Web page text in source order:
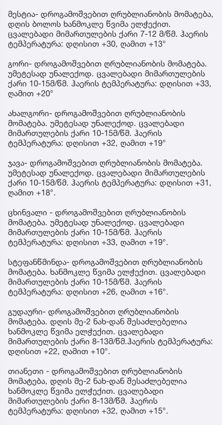
მესტია- დროგამოშვებით ღრუბლიანობის მომატება,
დღის ბოლოს ხანმოკლე წვიმა ელჭექით.
ცვალებადი მიმართულების ქარი 7-12 მ/წმ. ჰაერის
ტემპერატურა: დღისით +30, ღამით +13°
გორი- დროგამოშვებით ღრუბლიანობის მომატება.
უმეტესად უნალექოდ. ცვალებადი მიმართულების
ქარი 10-15მ/წმ. ჰაერის ტემპერატურა: დღისით +33,
ღამით +20°
ახალგორი- დროგამოშვებით ღრუბლიანობის
მომატება. უმეტესად უნალექოდ. ცვალებადი
მიმართულების ქარი 10-15მ/წმ. ჰაერის
ტემპერატურა: დღისით +32, ღამით +19°
ჯავა- დროგამოშვებით ღრუბლიანობის მომატება.
უმეტესად უნალექოდ. ცვალებადი მიმართულების
ქარი 10-15მ/წმ. ჰაერის ტემპერატურა: დღისით +31,
ღამით +18°.
ცხინვალი - დროგამოშვებით ღრუბლიანობის
მომატება. უმეტესად უნალექოდ. ცვალებადი
მიმართულების ქარი 10-15მ/წმ. ჰაერის
ტემპერატურა: დღისით +33, ღამით +19°.
სტეფანწმინდა- დროგამოშვებით ღრუბლიანობის
მომატება. ხანმოკლე წვიმა ელჭექით. ცვალებადი
მიმართულების ქარი 10-15მ/წმ. ჰაერის
ტემპერატურა: დღისით +26, ღამით +16°.
გუდაური- დროგამოშვებით ღრუბლიანობის
მომატება. დღის მე-2 ნახ-დან შესაძლებელია
ხანმოკლე წვიმა ელჭექით. ცვალებადი
მიმართულების ქარი 8-13მ/წმ.ჰაერის ტემპერატურა:
დღისით +22, ღამით +10°.
თიანეთი - დროგამოშვებით ღრუბლიანობის
მომატება, დღის მე-2 ნახ-დან შესაძლებელია
ხანმოკლე წვიმა ელჭექით. ცვალებადი
მიმართულების ქარი 8-13მ/წმ. ჰაერის
ტემპერატურა: დღისით +32, ღამით +15°.